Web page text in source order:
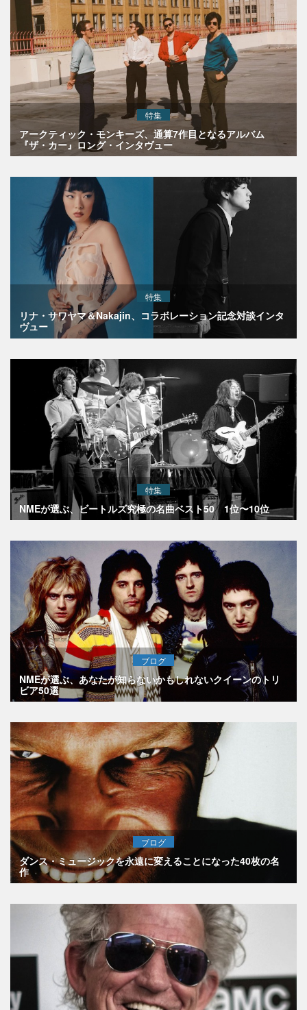
特集
アークティック・モンキーズ、通算7作目となるアルバム
『ザ・カー』ロング・インタヴュー
特集
リナ・サワヤマ＆Nakajin、コラボレーション記念対談インタ
ヴュー
特集
NMEが選ぶ、ビートルズ究極の名曲ベスト50 1位〜10位
ブログ
NMEが選ぶ、あなたが知らないかもしれないクイーンのトリ
ビア50選
ブログ
ダンス・ミュージックを永遠に変えることになった40枚の名
作